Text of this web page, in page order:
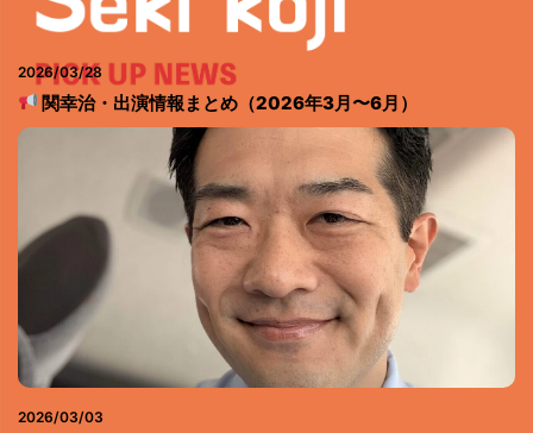
2026/03/28
関幸治・出演情報まとめ（2026年3月〜6月）
2026/03/03